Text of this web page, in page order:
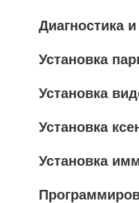
Диагностика
Установка
Установка
Установка
Установка